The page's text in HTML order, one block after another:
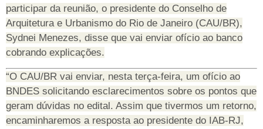
participar da reunião, o presidente do Conselho de
Arquitetura e Urbanismo do Rio de Janeiro (CAU/BR),
Sydnei Menezes, disse que vai enviar ofício ao banco
cobrando explicações.
“O CAU/BR vai enviar, nesta terça-feira, um ofício ao
BNDES solicitando esclarecimentos sobre os pontos que
geram dúvidas no edital. Assim que tivermos um retorno,
encaminharemos a resposta ao presidente do IAB-RJ,